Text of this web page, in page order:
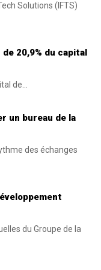
Solutions (IFTS)
20,9% du capital
de
un bureau de la
des échanges
du Groupe de la